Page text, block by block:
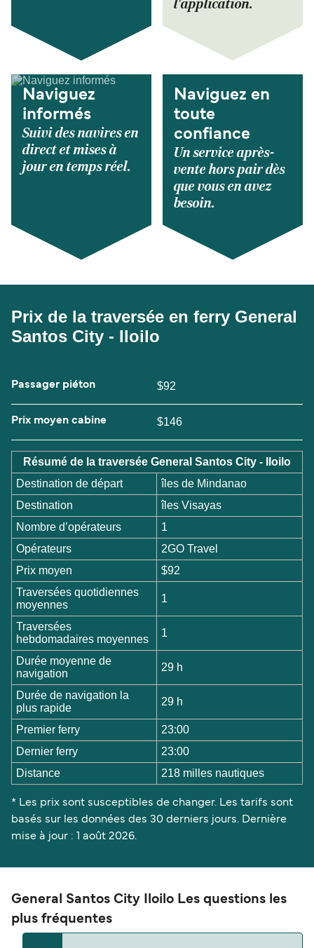
l'application.
Naviguez
informés
Suivi des navires en
direct et mises à
jour en temps réel.
Naviguez en
toute
confiance
Un service après-
vente hors pair dès
que vous en avez
besoin.
Prix de la traversée en ferry General
Santos City - Iloilo
Passager piéton $92
Prix moyen cabine $146
Résumé de la traversée General Santos City - Iloilo
Destination de départ
îles de Mindanao
Destination
îles Visayas
Nombre d’opérateurs
1
Opérateurs
2GO Travel
Prix moyen
$92
Traversées quotidiennes
moyennes
1
Traversées
hebdomadaires moyennes
1
Durée moyenne de
navigation
29 h
Durée de navigation la
plus rapide
29 h
Premier ferry
23:00
Dernier ferry
23:00
Distance
218 milles nautiques
* Les prix sont susceptibles de changer. Les tarifs sont
basés sur les données des 30 derniers jours. Dernière
mise à jour : 1 août 2026.
General Santos City Iloilo Les questions les
plus fréquentes